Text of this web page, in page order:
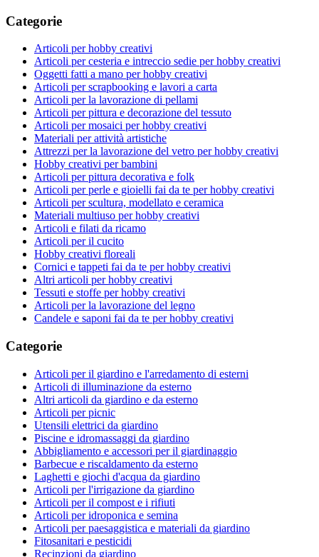
Categorie
Articoli per hobby creativi
Articoli per cesteria e intreccio sedie per hobby creativi
Oggetti fatti a mano per hobby creativi
Articoli per scrapbooking e lavori a carta
Articoli per la lavorazione di pellami
Articoli per pittura e decorazione del tessuto
Articoli per mosaici per hobby creativi
Materiali per attività artistiche
Attrezzi per la lavorazione del vetro per hobby creativi
Hobby creativi per bambini
Articoli per pittura decorativa e folk
Articoli per perle e gioielli fai da te per hobby creativi
Articoli per scultura, modellato e ceramica
Materiali multiuso per hobby creativi
Articoli e filati da ricamo
Articoli per il cucito
Hobby creativi floreali
Cornici e tappeti fai da te per hobby creativi
Altri articoli per hobby creativi
Tessuti e stoffe per hobby creativi
Articoli per la lavorazione del legno
Candele e saponi fai da te per hobby creativi
Categorie
Articoli per il giardino e l'arredamento di esterni
Articoli di illuminazione da esterno
Altri articoli da giardino e da esterno
Articoli per picnic
Utensili elettrici da giardino
Piscine e idromassaggi da giardino
Abbigliamento e accessori per il giardinaggio
Barbecue e riscaldamento da esterno
Laghetti e giochi d'acqua da giardino
Articoli per l'irrigazione da giardino
Articoli per il compost e i rifiuti
Articoli per idroponica e semina
Articoli per paesaggistica e materiali da giardino
Fitosanitari e pesticidi
Recinzioni da giardino